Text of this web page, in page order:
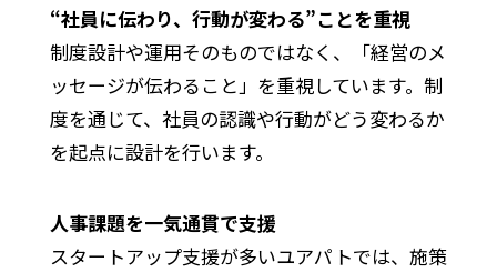
“社員に伝わり、行動が変わる”ことを重視
制度設計や運用そのものではなく、「経営のメ
ッセージが伝わること」を重視しています。制
度を通じて、社員の認識や行動がどう変わるか
を起点に設計を行います。
人事課題を一気通貫で支援
スタートアップ支援が多いユアパトでは、施策